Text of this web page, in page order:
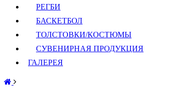
РЕГБИ
БАСКЕТБОЛ
ТОЛСТОВКИ/КОСТЮМЫ
СУВЕНИРНАЯ ПРОДУКЦИЯ
ГАЛЕРЕЯ